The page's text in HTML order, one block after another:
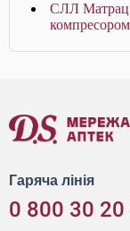
СЛЛ Матрац
Гаряча лінія
0 800 30 20